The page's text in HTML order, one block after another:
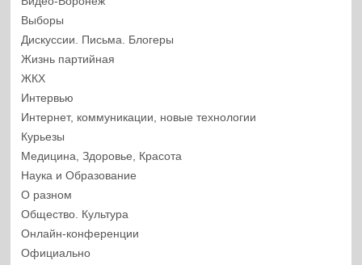
Выборы
Дискуссии. Письма. Блогеры
Жизнь партийная
ЖКХ
Интервью
Интернет, коммуникации, новые технологии
Курьезы
Медицина, Здоровье, Красота
Наука и Образование
О разном
Общество. Культура
Онлайн-конференции
Официально